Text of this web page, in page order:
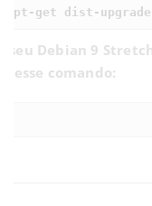
apt-get dist-
seu Debian 9
esse comando: